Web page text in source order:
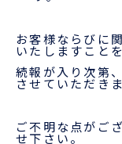
お客様ならびに
いたしますこと
続報が入り次第
させていただきま
ご不明な点がご
せ下さい。